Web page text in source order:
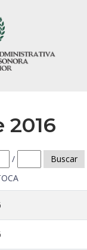
2016
/ Buscar